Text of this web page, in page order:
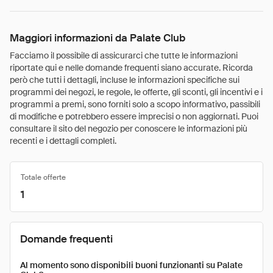
Maggiori informazioni da Palate Club
Facciamo il possibile di assicurarci che tutte le informazioni
riportate qui e nelle domande frequenti siano accurate. Ricorda
però che tutti i dettagli, incluse le informazioni specifiche sui
programmi dei negozi, le regole, le offerte, gli sconti, gli incentivi e i
programmi a premi, sono forniti solo a scopo informativo, passibili
di modifiche e potrebbero essere imprecisi o non aggiornati. Puoi
consultare il sito del negozio per conoscere le informazioni più
recenti e i dettagli completi.
Totale offerte
1
Domande frequenti
Al momento sono disponibili buoni funzionanti su Palate